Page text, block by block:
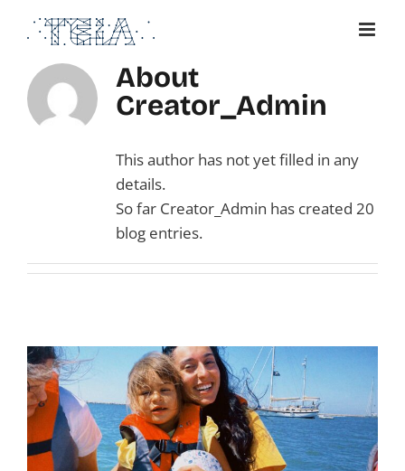
content
About
Creator_Admin
This author has not yet filled in any
details.
So far Creator_Admin has created 20
blog entries.